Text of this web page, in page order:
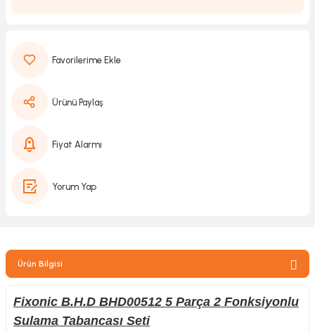
Ürünü Paylaş
Fiyat Alarmı
Yorum Yap
Ürün Bilgisi
Fixonic B.H.D BHD00512 5 Parça 2 Fonksiyonlu
Sulama Tabancası Seti